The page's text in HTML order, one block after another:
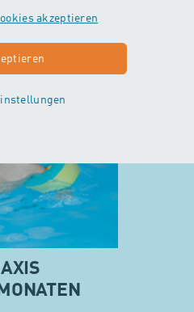
akzeptieren
zu Minis